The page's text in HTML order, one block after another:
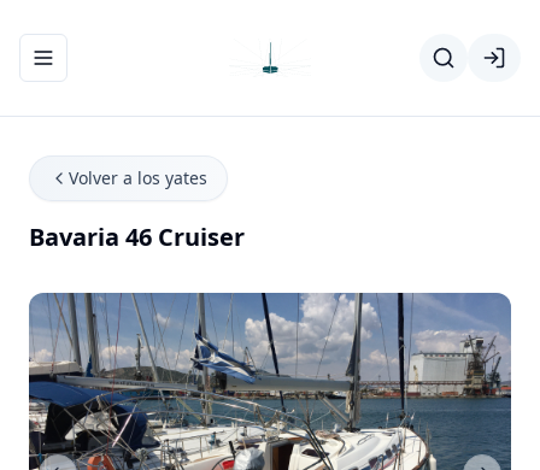
Abrir/cerrar el menú de navegación
Volver a los yates
Bavaria 46 Cruiser